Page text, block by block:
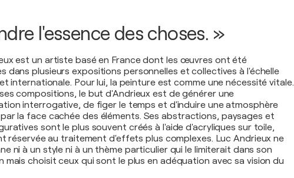
l'essence des choses. »
est un artiste basé en France dont les œuvres ont été
dans plusieurs expositions personnelles et collectives à l'échelle
internationale. Pour lui, la peinture est comme une nécessité vitale.
compositions, le but d'Andrieux est de générer une
interrogative, de figer le temps et d'induire une atmosphère
la face cachée des éléments. Ses abstractions, paysages et
sont le plus souvent créés à l'aide d'acryliques sur toile,
réservée au traitement d'effets plus complexes. Luc Andrieux ne
ni à un style ni à un thème particulier qui le limiterait dans son
mais choisit ceux qui sont le plus en adéquation avec sa vision du